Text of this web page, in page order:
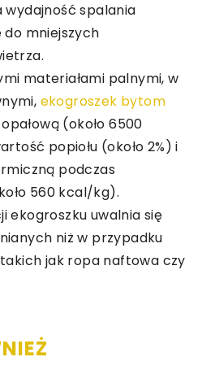
wydajność spalania
mniejszych
materiałami palnymi, w
ekogroszek bytom
(około 6500
popiołu (około 2%) i
podczas
560 kcal/kg).
ekogroszku uwalnia się
niż w przypadku
jak ropa naftowa czy